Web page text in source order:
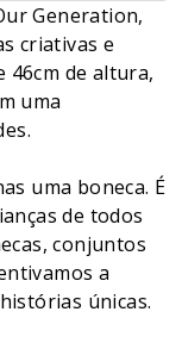
Generation,
criativas e
46cm de altura,
uma
uma boneca. É
de todos
conjuntos
a
únicas.